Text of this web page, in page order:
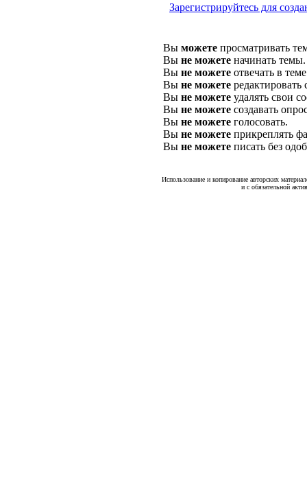
Зарегистрируйтесь для
Вы можете просматривать
Вы не можете начинать темы.
Вы не можете отвечать в
Вы не можете
Вы не можете удалять свои
Вы не можете создавать
Вы не можете голосовать.
Вы не можете прикреплять
Вы не можете писать без
Использование и копирование авторских
и с обязательной